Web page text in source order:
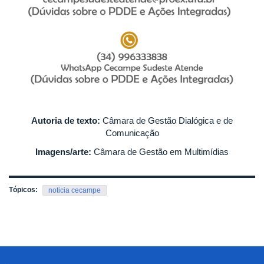
Autoria de texto: Câmara de Gestão Dialógica e de
Comunicação
Imagens/arte: Câmara de Gestão em Multimídias
Tópicos: noticia cecampe